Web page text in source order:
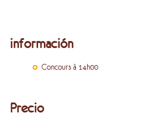
información
Concours à 14h00
Precio